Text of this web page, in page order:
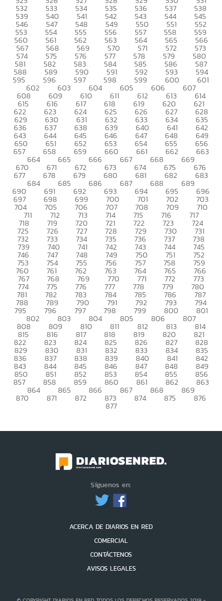
532 533 534 535 536 537 538
539 540 541 542 543 544 545
546 547 548 549 550 551 552
553 554 555 556 557 558 559
560 561 562 563 564 565 566
567 568 569 570 571 572 573
574 575 576 577 578 579 580
581 582 583 584 585 586 587
588 589 590 591 592 593 594
595 596 597 598 599 600 601
602 603 604 605 606 607
608 609 610 611 612 613 614
615 616 617 618 619 620 621
622 623 624 625 626 627 628
629 630 631 632 633 634 635
636 637 638 639 640 641 642
643 644 645 646 647 648 649
650 651 652 653 654 655 656
657 658 659 660 661 662 663
664 665 666 667 668 669
670 671 672 673 674 675 676
677 678 679 680 681 682 683
684 685 686 687 688 689
690 691 692 693 694 695 696
697 698 699 700 701 702 703
704 705 706 707 708 709 710
711 712 713 714 715 716 717
718 719 720 721 722 723 724
725 726 727 728 729 730 731
732 733 734 735 736 737 738
739 740 741 742 743 744 745
746 747 748 749 750 751 752
753 754 755 756 757 758 759
760 761 762 763 764 765 766
767 768 769 770 771 772 773
774 775 776 777 778 779 780
781 782 783 784 785 786 787
788 789 790 791 792 793 794
795 796 797 798 799 800 801
802 803 804 805 806 807
808 809 810 811 812 813 814
815 816 817 818 819 820 821
822 823 824 825 826 827 828
829 830 831 832 833 834 835
836 837 838 839 840 841 842
843 844 845 846 847 848 849
850 851 852 853 854 855 856
857 858 859 860 861 862 863
864 865 866 867 868 869
870 871 872 873 874 875 876
877
Síguenos en:
ACERCA DE DIARIOS EN RED
COMERCIAL
CONTÁCTENOS
AVISOS LEGALES